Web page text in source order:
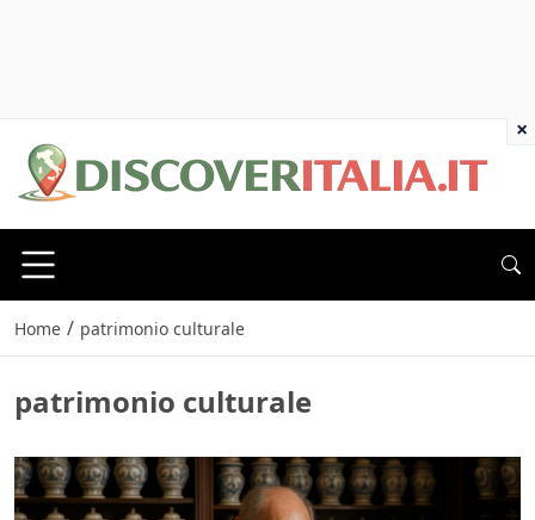
Home / patrimonio culturale
patrimonio culturale
×